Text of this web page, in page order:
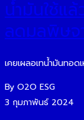
น้ำมันใช้แ
ลดมลพิษจ
เคยเผลอเทน้ำมันทอ
By O2O ESG
3 กุมภาพันธ์ 2024